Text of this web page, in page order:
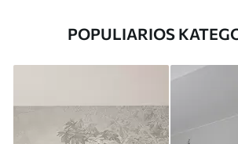
POPULIARIOS